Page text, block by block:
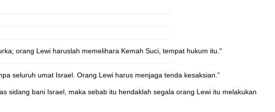
orang Lewi haruslah memelihara Kemah Suci, tempat hukum itu."
seluruh umat Israel. Orang Lewi harus menjaga tenda kesaksian.”
sidang bani Israel, maka sebab itu hendaklah segala orang Lewi itu melakukan